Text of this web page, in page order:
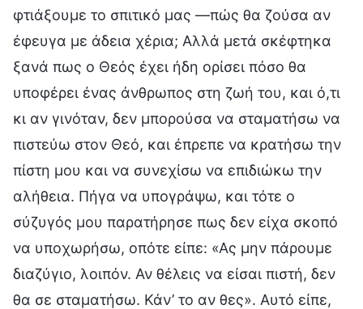
φτιάξουμε το σπιτικό μας —πώς θα ζούσα αν
έφευγα με άδεια χέρια; Αλλά μετά σκέφτηκα
ξανά πως ο Θεός έχει ήδη ορίσει πόσο θα
υποφέρει ένας άνθρωπος στη ζωή του, και ό,τι
κι αν γινόταν, δεν μπορούσα να σταματήσω να
πιστεύω στον Θεό, και έπρεπε να κρατήσω την
πίστη μου και να συνεχίσω να επιδιώκω την
αλήθεια. Πήγα να υπογράψω, και τότε ο
σύζυγός μου παρατήρησε πως δεν είχα σκοπό
να υποχωρήσω, οπότε είπε: «Ας μην πάρουμε
διαζύγιο, λοιπόν. Αν θέλεις να είσαι πιστή, δεν
θα σε σταματήσω. Κάν’ το αν θες». Αυτό είπε,